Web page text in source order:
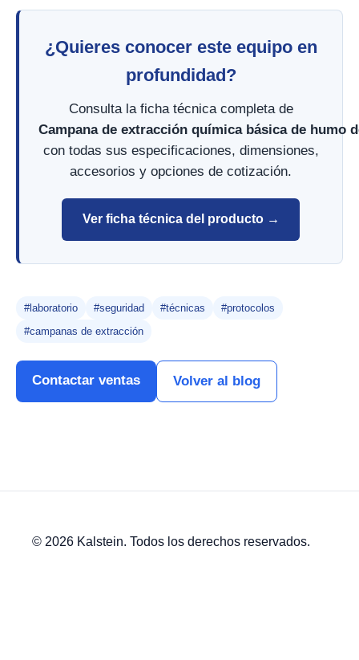
¿Quieres conocer este equipo en
profundidad?
Consulta la ficha técnica completa de
Campana de extracción química básica de humo
con todas sus especificaciones, dimensiones,
accesorios y opciones de cotización.
Ver ficha técnica del producto →
#laboratorio #seguridad #técnicas
#protocolos
#campanas de extracción
Contactar ventas Volver al blog
© 2026 Kalstein. Todos los derechos reservados.